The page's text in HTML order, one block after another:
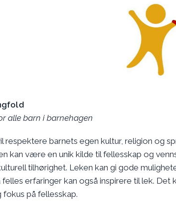
alle barn i barnehagen
respektere barnets egen kultur, religion og
kan være en unik kilde til fellesskap og
tilhørighet. Leken kan gi gode
felles erfaringer kan også inspirere til lek.
på fellesskap.